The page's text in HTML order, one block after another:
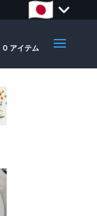
0 アイテム